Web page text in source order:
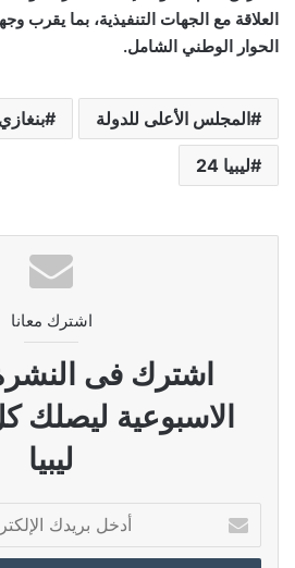
العلاقة مع الجهات التنفيذية، بما يقرب
الحوار الوطني الشامل.
المجلس الأعلى للدولة بنغازي
ليبيا 24
اشترك معانا
اشترك فى النشرة
الاسبوعية ليصلك
ليبيا
بريدك
الإلكتروني